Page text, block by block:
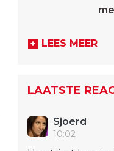
LEES MEER
LAATSTE
Sjoerd
10:02